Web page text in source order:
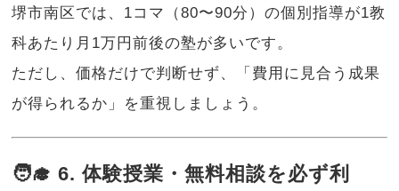
堺市南区では、1コマ（80〜90分）の個別指導が1教
科あたり月1万円前後の塾が多いです。
ただし、価格だけで判断せず、「費用に見合う成果
が得られるか」を重視しましょう。
🧑‍🎓 6. 体験授業・無料相談を必ず利